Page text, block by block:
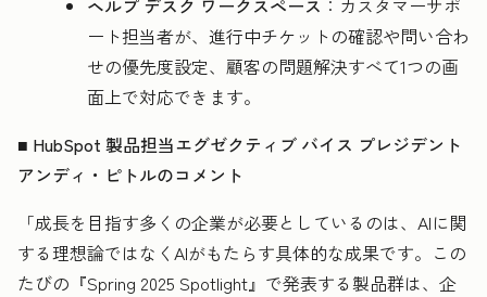
ヘルプ デスク ワークスペース ：カスタマーサポ
ート担当者が、進行中チケットの確認や問い合わ
せの優先度設定、顧客の問題解決すべて1つの画
面上で対応できます。
■ HubSpot 製品担当エグゼクティブ バイス プレジデント
アンディ・ピトルのコメント
「成長を目指す多くの企業が必要としているのは、AIに関
する理想論ではなくAIがもたらす具体的な成果です。この
たびの『Spring 2025 Spotlight』で発表する製品群は、企